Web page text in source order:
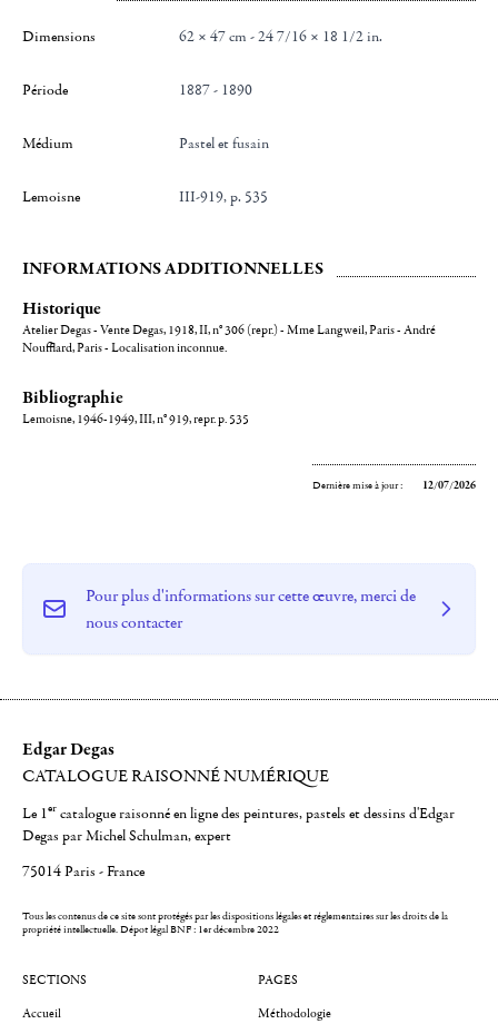
Dimensions 62 × 47 cm - 24 7/16 × 18 1/2 in.
Période 1887 - 1890
Médium Pastel et fusain
Lemoisne III-919, p. 535
INFORMATIONS ADDITIONNELLES
Historique
Atelier Degas - Vente Degas, 1918, II, n° 306 (repr.) - Mme Langweil, Paris - André
Noufflard, Paris - Localisation inconnue.
Bibliographie
Lemoisne, 1946-1949, III, n° 919, repr. p. 535
Dernière mise à jour : 12/07/2026
Pour plus d'informations sur cette œuvre, merci de
nous contacter
Edgar Degas
CATALOGUE RAISONNÉ NUMÉRIQUE
Le 1er catalogue raisonné en ligne des peintures, pastels et dessins d'Edgar
Degas par Michel Schulman, expert
75014 Paris - France
Tous les contenus de ce site sont protégés par les dispositions légales et réglementaires sur les droits de la
propriété intellectuelle.Dépot légal BNF : 1er décembre 2022
SECTIONS
Accueil
PAGES
Méthodologie